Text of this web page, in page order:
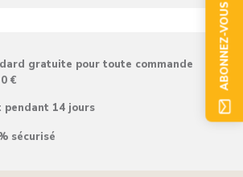
gratuite pour toute commande
€
14 jours
sécurisé
ABONNEZ-VOUS